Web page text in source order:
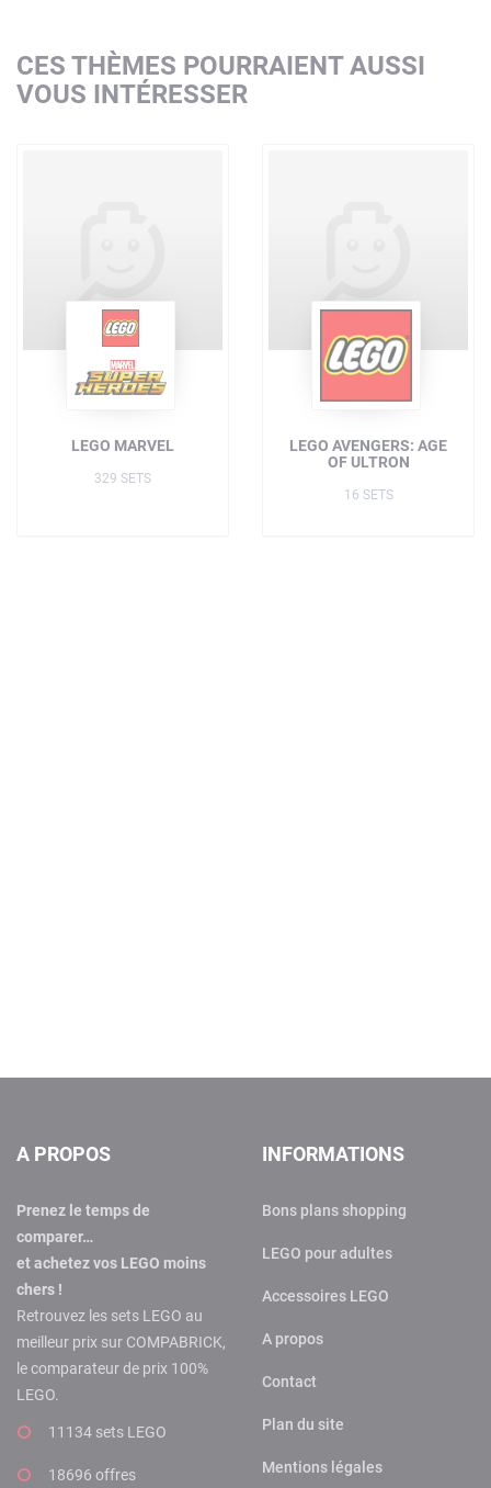
CES THÈMES POURRAIENT AUSSI
VOUS INTÉRESSER
LEGO MARVEL
329 SETS
LEGO AVENGERS: AGE
OF ULTRON
16 SETS
A PROPOS
Prenez le temps de
comparer…
et achetez vos LEGO moins
chers !
Retrouvez les sets LEGO au
meilleur prix sur COMPABRICK,
le comparateur de prix 100%
LEGO.
11134 sets LEGO
18696 offres
INFORMATIONS
Bons plans shopping
LEGO pour adultes
Accessoires LEGO
A propos
Contact
Plan du site
Mentions légales